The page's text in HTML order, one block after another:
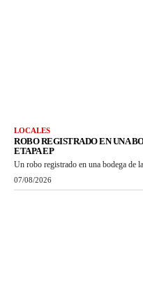
LOCALES
ROBO REGISTRADO EN UNA
ETAPA EP
Un robo registrado en una bodega de
07/08/2026